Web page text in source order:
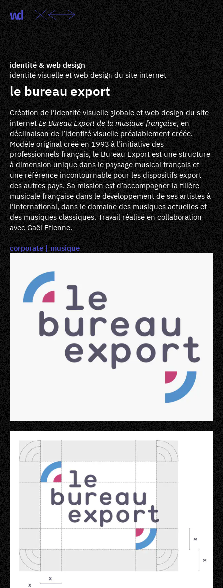
identité & web design
identité visuelle et web design du site internet
le bureau export
Création de l’identité visuelle globale et web design du site
internetLe Bureau Export de la musique française, en
déclinaison de l’identité visuelle préalablement créée.
Modèle original créé en 1993 à l’initiative des
professionnels français, le Bureau Export est une structure
à dimension unique dans le paysage musical français et
une référence incontournable pour les dispositifs export
des autres pays. Sa mission est d’accompagner la filière
musicale française dans le développement de ses artistes à
l’international, dans le domaine des musiques actuelles et
des musiques classiques. Travail réalisé en collaboration
avec Gaël Etienne.
corporate musique